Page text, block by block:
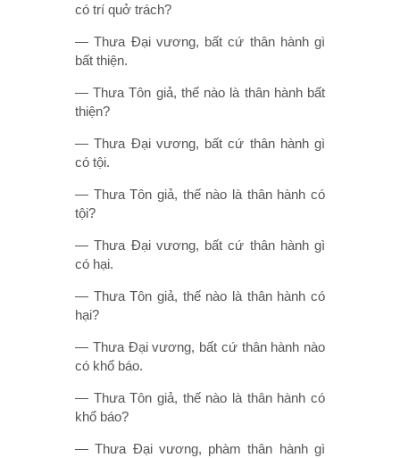
có trí quở trách?
— Thưa Ðại vương, bất cứ thân hành gì
bất thiện.
— Thưa Tôn giả, thế nào là thân hành bất
thiện?
— Thưa Ðại vương, bất cứ thân hành gì
có tội.
— Thưa Tôn giả, thế nào là thân hành có
tội?
— Thưa Ðại vương, bất cứ thân hành gì
có hại.
— Thưa Tôn giả, thế nào là thân hành có
hại?
— Thưa Ðại vương, bất cứ thân hành nào
có khổ báo.
— Thưa Tôn giả, thế nào là thân hành có
khổ báo?
— Thưa Ðại vương, phàm thân hành gì